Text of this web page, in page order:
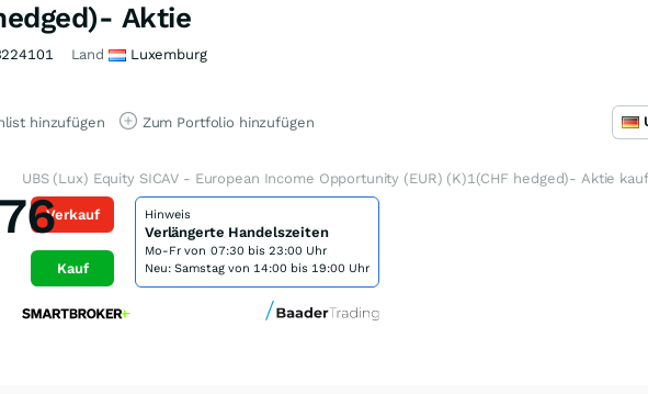
Aktie
Land Luxemburg
hinzufügen Zum Portfolio hinzufügen
UBS (Lux) Equity SICAV - European Income Opportunity (EUR) (K)1(CHF hedged)- Aktie
Verkauf
Kauf
Hinweis
Verlängerte Handelszeiten
Mo-Fr von 07:30 bis 23:00 Uhr
Neu: Samstag von 14:00 bis 19:00 Uhr